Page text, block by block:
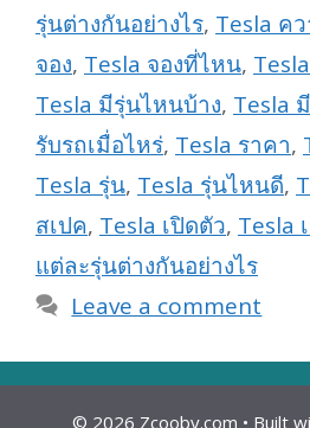
รุ่นต่างกันอย่างไร, Tesla ค
จอง, Tesla จองที่ไหน,
Tesla มีรุ่นไหนบ้าง, Tesla
รับรถเมื่อไหร่, Tesla ราคา,
Tesla รุ่น, Tesla รุ่นไหนดี,
สเปค, Tesla เปิดตัว, Tesla
แต่ละรุ่นต่างกันอย่างไร
Leave a comment
© 2026 Zcooby.com • Built